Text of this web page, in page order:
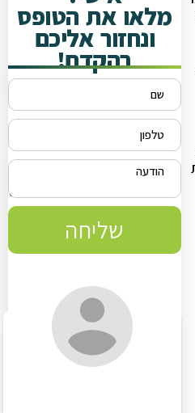
מלאו את הטופס
ונחזור אליכם
בהקדם!
שליחה